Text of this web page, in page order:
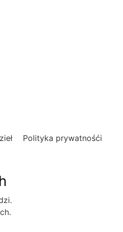
Polityka prywatnośći